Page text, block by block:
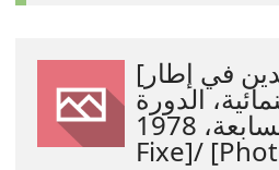
[محسن محيي الدين في إطار
الدورة
السابعة، 1978] : [Image
Fixe]/